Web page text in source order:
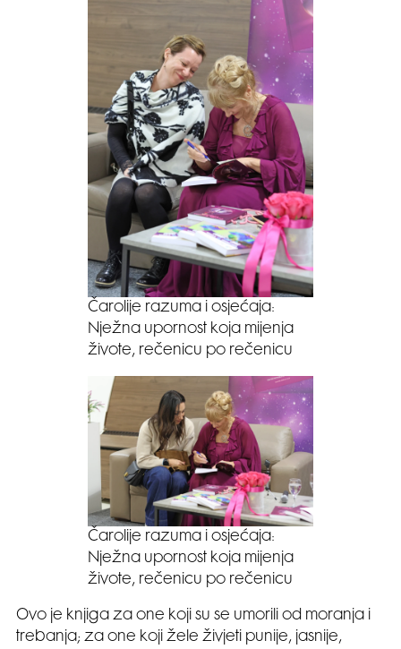
Čarolije razuma i osjećaja:
Nježna upornost koja mijenja
živote, rečenicu po rečenicu
Čarolije razuma i osjećaja:
Nježna upornost koja mijenja
živote, rečenicu po rečenicu
Ovo je knjiga za one koji su se umorili od moranja i
trebanja; za one koji žele živjeti punije, jasnije,